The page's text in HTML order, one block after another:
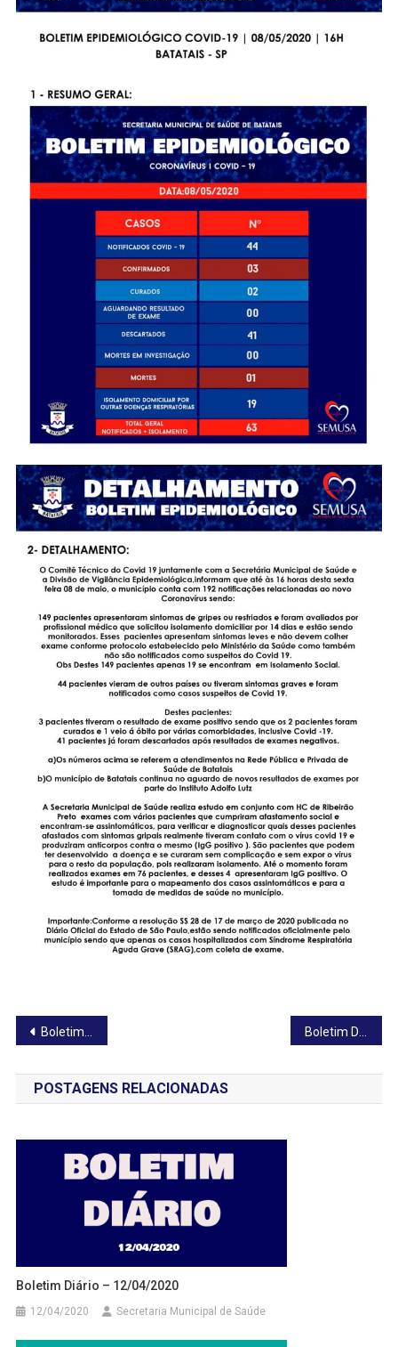
Navegação
de
Post
Boletim Diário – 07/05/2020
POSTAGENS RELACIONADAS
Boletim Diário – 12/04/2020
12/04/2020 Secretaria Municipal de Saúde